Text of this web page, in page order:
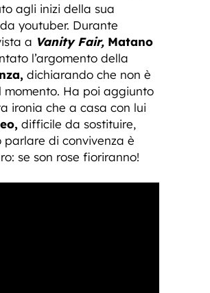
agli inizi della sua
youtuber. Durante
a Vanity Fair, Matano
l’argomento della
dichiarando che non è
momento. Ha poi aggiunto
ironia che a casa con lui
difficile da sostituire,
parlare di convivenza è
se son rose fioriranno!